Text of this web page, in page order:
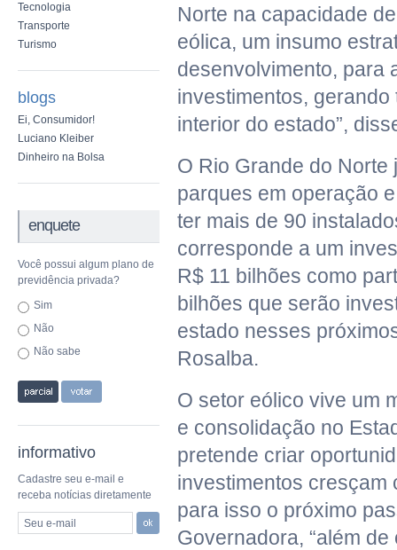
Tecnologia
Transporte
Turismo
blogs
Ei, Consumidor!
Luciano Kleiber
Dinheiro na Bolsa
enquete
Você possui algum plano de
previdência privada?
Sim
Não
Não sabe
informativo
Cadastre seu e-mail e
receba notícias diretamente
Seu e-mail
Norte na capacidade
eólica, um insumo
desenvolvimento, para
investimentos,
interior do estado”,
O Rio Grande do Norte
parques em operação
ter mais de 90
corresponde a um
R$ 11 bilhões como
bilhões que serão
estado nesses
Rosalba.
O setor eólico vive um
e consolidação no
pretende criar
investimentos cresçam
para isso o próximo
Governadora, “além